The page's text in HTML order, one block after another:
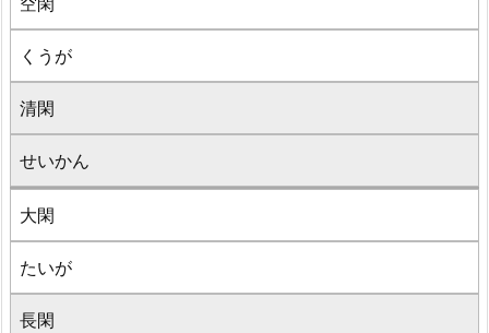
くうが
清閑
せいかん
大閑
たいが
長閑